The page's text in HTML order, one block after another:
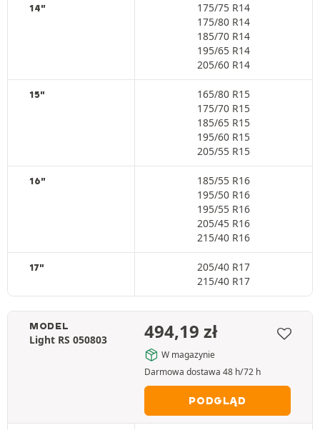
14"
175/75 R14
175/80 R14
185/70 R14
195/65 R14
205/60 R14
15"
165/80 R15
175/70 R15
185/65 R15
195/60 R15
205/55 R15
16"
185/55 R16
195/50 R16
195/55 R16
205/45 R16
215/40 R16
17"
205/40 R17
215/40 R17
MODEL
Light RS 050803 494,19 zł
W magazynie
Darmowa dostawa 48 h/72 h
PODGLĄD